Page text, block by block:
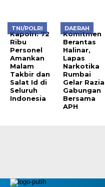
TNI/POLRI
Kapolri: 72
Ribu
Personel
Amankan
Malam
Takbir dan
Salat Id di
Seluruh
Indonesia
DAERAH
Komitmen
Berantas
Halinar,
Lapas
Narkotika
Rumbai
Gelar Razia
Gabungan
Bersama
APH